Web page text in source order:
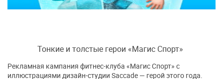
Тонкие и толстые герои «Магис Спорт»
Рекламная кампания фитнес-клуба «Магис Спорт» с
иллюстрациями дизайн-студии Saccade — герой этого года.